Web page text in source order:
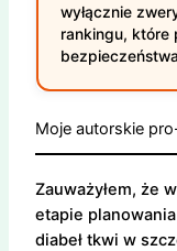
wyłącznie
rankingu, które
Moje autorskie
Zauważyłem, że
etapie
diabeł tkwi w